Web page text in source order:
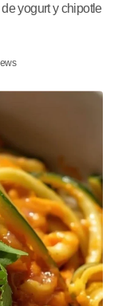
yogurt y chipotle